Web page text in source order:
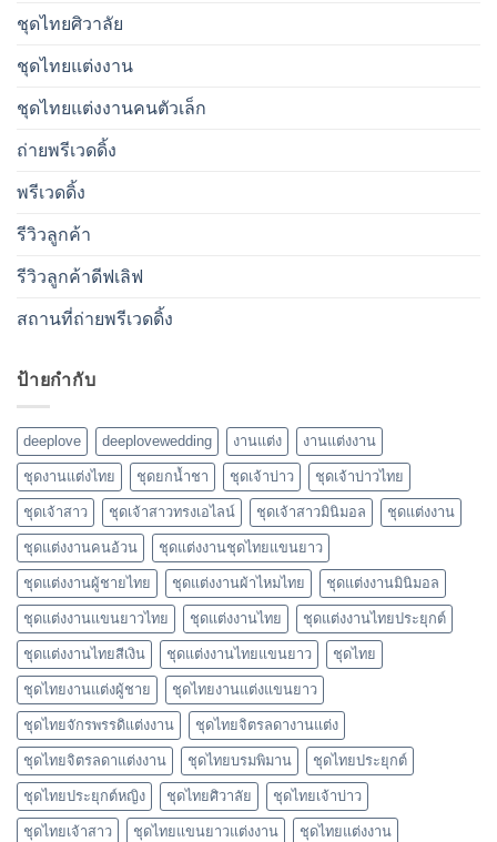
ชุดไทยศิวาลัย
ชุดไทยแต่งงาน
ชุดไทยแต่งงานคนตัวเล็ก
ถ่ายพรีเวดดิ้ง
พรีเวดดิ้ง
รีวิวลูกค้า
รีวิวลูกค้าดีฟเลิฟ
สถานที่ถ่ายพรีเวดดิ้ง
ป้ายกำกับ
deeplove deeplovewedding งานแต่ง งานแต่งงาน
ชุดงานแต่งไทย ชุดยกน้ำชา ชุดเจ้าบ่าว ชุดเจ้าบ่าวไทย
ชุดเจ้าสาว ชุดเจ้าสาวทรงเอไลน์ ชุดเจ้าสาวมินิมอล ชุดแต่งงาน
ชุดแต่งงานคนอ้วน ชุดแต่งงานชุดไทยแขนยาว
ชุดแต่งงานผู้ชายไทย ชุดแต่งงานผ้าไหมไทย ชุดแต่งงานมินิมอล
ชุดแต่งงานแขนยาวไทย ชุดแต่งงานไทย ชุดแต่งงานไทยประยุกต์
ชุดแต่งงานไทยสีเงิน ชุดแต่งงานไทยแขนยาว ชุดไทย
ชุดไทยงานแต่งผู้ชาย ชุดไทยงานแต่งแขนยาว
ชุดไทยจักรพรรดิแต่งงาน ชุดไทยจิตรลดางานแต่ง
ชุดไทยจิตรลดาแต่งงาน ชุดไทยบรมพิมาน ชุดไทยประยุกต์
ชุดไทยประยุกต์หญิง ชุดไทยศิวาลัย ชุดไทยเจ้าบ่าว
ชุดไทยเจ้าสาว ชุดไทยแขนยาวแต่งงาน ชุดไทยแต่งงาน